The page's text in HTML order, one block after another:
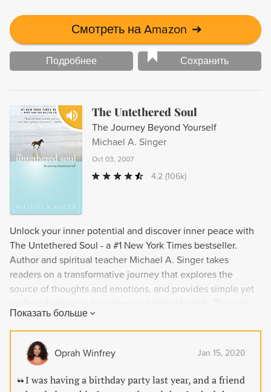
Смотреть на Amazon ➔
Подробнее Сохранить
The Untethered Soul
The Journey Beyond Yourself
Michael A. Singer
Oct 03, 2007
4.2 (106k)
Unlock your inner potential and discover inner peace with
The Untethered Soul - a #1 New York Times bestseller.
Author and spiritual teacher Michael A. Singer takes
readers on a transformative journey that explores the
source of thoughts and emotions, and provides simple yet
meditation and mindfulness, Singer shows how to live in
the present moment and release painful memories that
keep us from achieving happiness and self-realization. This
book offers a life-changing perspective for anyone looking
to let go of mental and emotional limitations, and is now
Показать больше
Oprah Winfrey Jan 15, 2020
I was having a birthday party last year, and a friend